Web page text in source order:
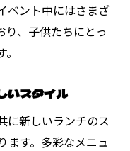
ベント中にはさまざ
り、子供たちにとっ
いスタイル
に新しいランチのス
ます。多彩なメニュ